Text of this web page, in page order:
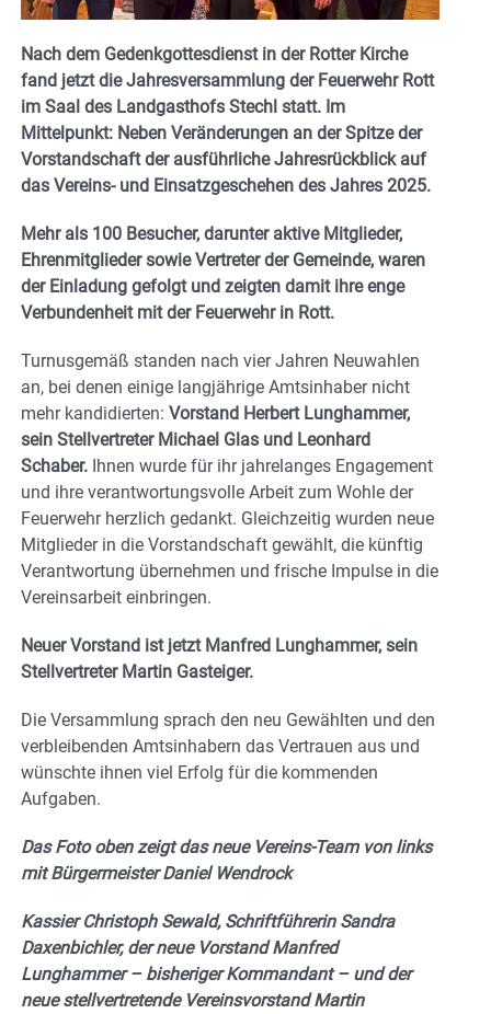
Nach dem Gedenkgottesdienst in der Rotter Kirche
fand jetzt die Jahresversammlung der Feuerwehr Rott
im Saal des Landgasthofs Stechl statt. Im
Mittelpunkt: Neben Veränderungen an der Spitze der
Vorstandschaft der ausführliche Jahresrückblick auf
das Vereins- und Einsatzgeschehen des Jahres 2025.
Mehr als 100 Besucher, darunter aktive Mitglieder,
Ehrenmitglieder sowie Vertreter der Gemeinde, waren
der Einladung gefolgt und zeigten damit ihre enge
Verbundenheit mit der Feuerwehr in Rott.
Turnusgemäß standen nach vier Jahren Neuwahlen
an, bei denen einige langjährige Amtsinhaber nicht
mehr kandidierten: Vorstand Herbert Lunghammer,
sein Stellvertreter Michael Glas und Leonhard
Schaber. Ihnen wurde für ihr jahrelanges Engagement
und ihre verantwortungsvolle Arbeit zum Wohle der
Feuerwehr herzlich gedankt. Gleichzeitig wurden neue
Mitglieder in die Vorstandschaft gewählt, die künftig
Verantwortung übernehmen und frische Impulse in die
Vereinsarbeit einbringen.
Neuer Vorstand ist jetzt Manfred Lunghammer, sein
Stellvertreter Martin Gasteiger.
Die Versammlung sprach den neu Gewählten und den
verbleibenden Amtsinhabern das Vertrauen aus und
wünschte ihnen viel Erfolg für die kommenden
Aufgaben.
Das Foto oben zeigt das neue Vereins-Team von links
mit Bürgermeister Daniel Wendrock
Kassier Christoph Sewald, Schriftführerin Sandra
Daxenbichler, der neue Vorstand Manfred
Lunghammer – bisheriger Kommandant – und der
neue stellvertretende Vereinsvorstand Martin